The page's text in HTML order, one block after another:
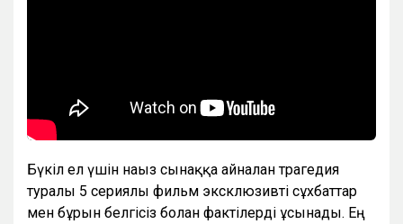
Бүкіл ел үшін нағыз сынаққа айналған трагедия
туралы 5 сериялы фильм эксклюзивті сұхбаттар
мен бұрын белгісіз болған фактілерді ұсынады. Ең